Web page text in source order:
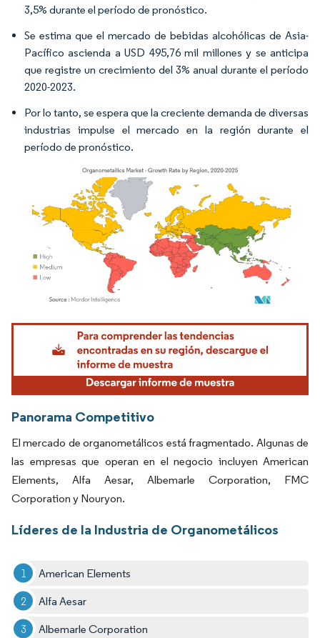
3,5% durante el período de pronóstico.
Se estima que el mercado de bebidas alcohólicas de Asia-
Pacífico ascienda a USD 495,76 mil millones y se anticipa
que registre un crecimiento del 3% anual durante el período
2020-2023.
Por lo tanto, se espera que la creciente demanda de diversas
industrias impulse el mercado en la región durante el
período de pronóstico.
Imagen © Mordor Intelligence. El uso requiere atribución según CC BY 4.0.
Panorama Competitivo
El mercado de organometálicos está fragmentado. Algunas de
las empresas que operan en el negocio incluyen American
Elements, Alfa Aesar, Albemarle Corporation, FMC
Corporation y Nouryon.
Líderes de la Industria de Organometálicos
American Elements
Alfa Aesar
Albemarle Corporation